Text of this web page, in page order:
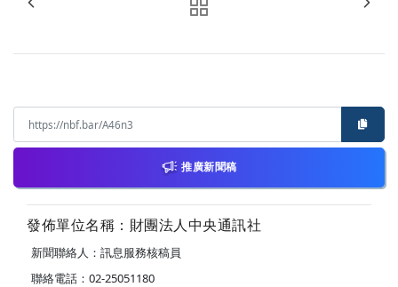
推廣新聞稿
發佈單位名稱：財團法人中央通訊社
新聞聯絡人：訊息服務核稿員
聯絡電話：02-25051180